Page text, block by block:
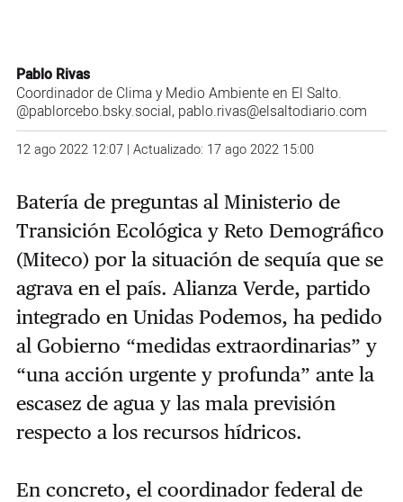
Pablo Rivas
Coordinador de Clima y Medio Ambiente en El Salto.
@pablorcebo.bsky.social, pablo.rivas@elsaltodiario.com
12 ago 2022 12:07 | Actualizado: 17 ago 2022 15:00
Batería de preguntas al Ministerio de
Transición Ecológica y Reto Demográfico
(Miteco) por la situación de sequía que se
agrava en el país. Alianza Verde, partido
integrado en Unidas Podemos, ha pedido
al Gobierno “medidas extraordinarias” y
“una acción urgente y profunda” ante la
escasez de agua y las mala previsión
respecto a los recursos hídricos.
En concreto, el coordinador federal de